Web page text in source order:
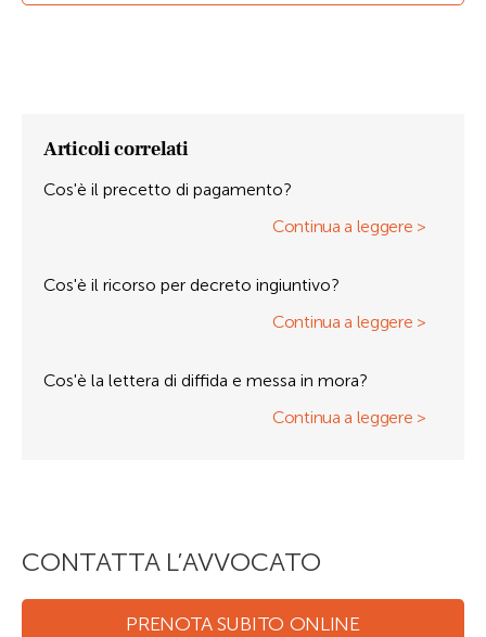
Articoli correlati
Cos'è il precetto di pagamento?
Continua a leggere >
Cos'è il ricorso per decreto ingiuntivo?
Continua a leggere >
Cos'è la lettera di diffida e messa in mora?
Continua a leggere >
CONTATTA L’AVVOCATO
PRENOTA SUBITO ONLINE